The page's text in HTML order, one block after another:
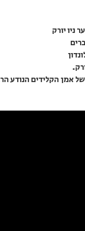
ניו יורק
אמן הקלידים הנודע